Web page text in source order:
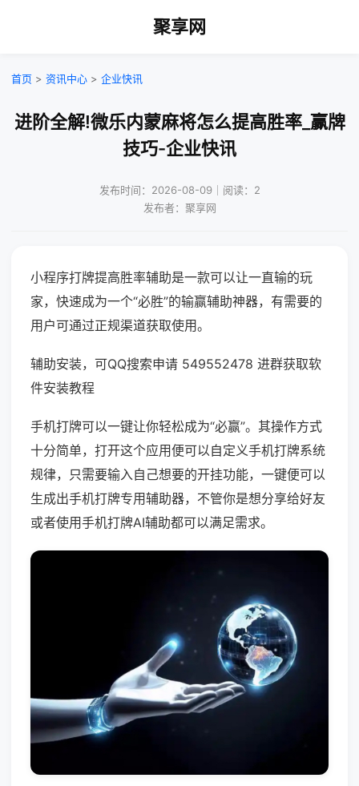
聚享网
首页 > 资讯中心 > 企业快讯
进阶全解!微乐内蒙麻将怎么提高胜率_赢牌
技巧-企业快讯
发布时间：2026-08-09｜阅读：2
发布者：聚享网
小程序打牌提高胜率辅助是一款可以让一直输的玩
家，快速成为一个“必胜”的输赢辅助神器，有需要的
用户可通过正规渠道获取使用。
辅助安装，可QQ搜索申请 549552478 进群获取软
件安装教程
手机打牌可以一键让你轻松成为“必赢”。其操作方式
十分简单，打开这个应用便可以自定义手机打牌系统
规律，只需要输入自己想要的开挂功能，一键便可以
生成出手机打牌专用辅助器，不管你是想分享给好友
或者使用手机打牌AI辅助都可以满足需求。